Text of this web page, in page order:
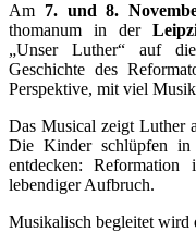
Am 7. und 8.
thomanum in der
„Unser Luther“ auf
Geschichte des
Perspektive, mit viel
Das Musical zeigt Luther
Die Kinder schlüpfen in
entdecken:
lebendiger Aufbruch.
Musikalisch begleitet wird